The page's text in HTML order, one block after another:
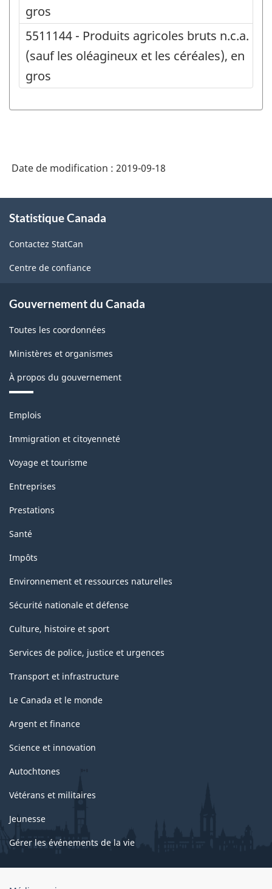
gros
5511144 - Produits agricoles bruts n.c.a.
(sauf les oléagineux et les céréales), en
gros
Date de modification : 2019-09-18
propos
ce
site
Statistique Canada
Contactez StatCan
Centre de confiance
Gouvernement du Canada
Toutes les coordonnées
Ministères et organismes
À propos du gouvernement
Thèmes
sujets
Emplois
Immigration et citoyenneté
Voyage et tourisme
Entreprises
Prestations
Santé
Impôts
Environnement et ressources naturelles
Sécurité nationale et défense
Culture, histoire et sport
Services de police, justice et urgences
Transport et infrastructure
Le Canada et le monde
Argent et finance
Science et innovation
Autochtones
Vétérans et militaires
Jeunesse
Gérer les événements de la vie